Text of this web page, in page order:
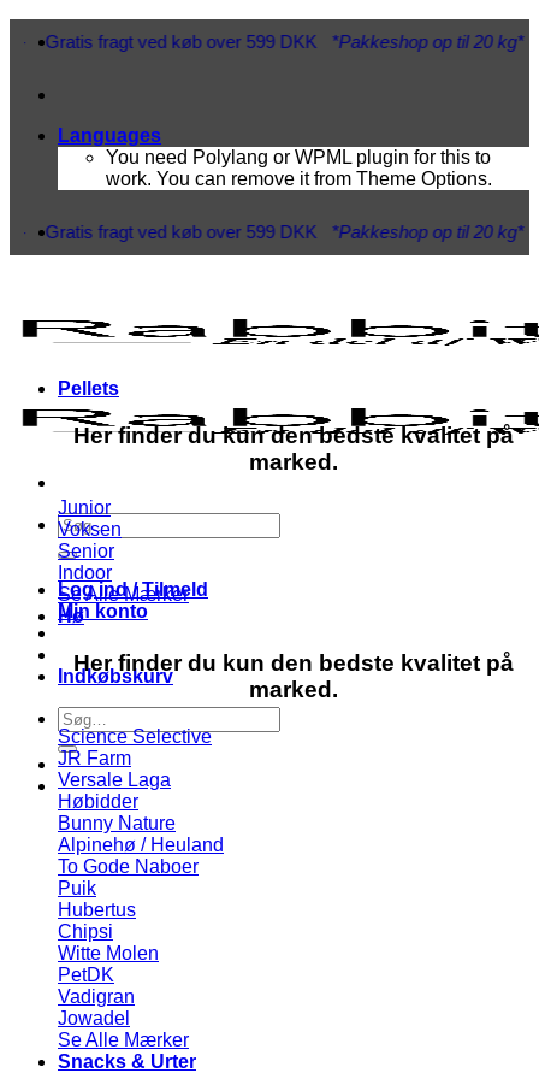
fragt ved køb over 599 DKK*Pakkeshop op til 20 kg* - Hurtig
Languages
You need Polylang or WPML plugin for this to
work. You can remove it from Theme Options.
fragt ved køb over 599 DKK*Pakkeshop op til 20 kg* - Hurtig
Søg
efter:
Log ind / Tilmeld
Min konto
Indkøbskurv
Søg
efter:
Pellets
Her finder du kun den bedste kvalitet på
marked.
Junior
Voksen
Senior
Indoor
Se Alle Mærker
Hø
Her finder du kun den bedste kvalitet på
marked.
Science Selective
JR Farm
Versale Laga
Høbidder
Bunny Nature
Alpinehø / Heuland
To Gode Naboer
Puik
Hubertus
Chipsi
Witte Molen
PetDK
Vadigran
Jowadel
Se Alle Mærker
Snacks & Urter